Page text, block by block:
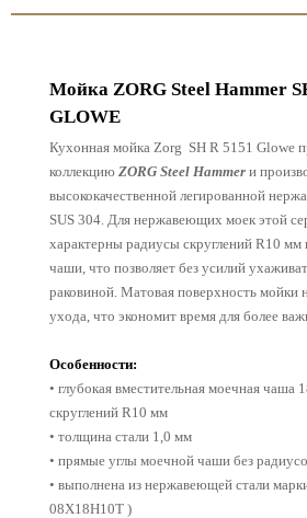
Мойка ZORG Steel Hammer
GLOWE
Кухонная мойка Zorg SH R 5151 Glowe
коллекцию ZORG Steel Hammer и
высококачественной легированной
SUS 304. Для нержавеющих моек этой
характерны радиусы скруглений R10 мм
чаши, что позволяет без усилий
раковиной. Матовая поверхность мойки
ухода, что экономит время для более
Особенности:
• глубокая вместительная моечная чаша
скруглений R10 мм
• толщина стали 1,0 мм
• прямые углы моечной чаши без
• выполнена из нержавеющей стали
08Х18Н10Т )